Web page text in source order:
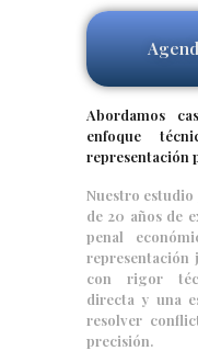
Abordamos
enfoque
representación
Nuestro
de 20 años de
penal
representación
con rigor
directa y una
resolver
precisión.